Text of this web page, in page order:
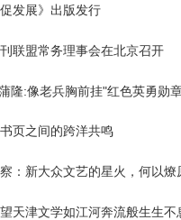
促发展》出版发行
联盟常务理事会在北京召开
隆:像老兵胸前挂"红色英勇勋
页之间的跨洋共鸣
：新大众文艺的星火，何以燎
天津文学如江河奔流般生生不